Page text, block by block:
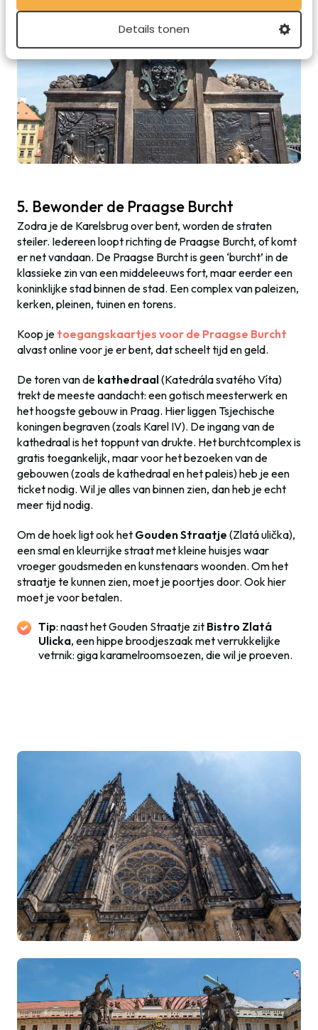
Details tonen
5. Bewonder de Praagse Burcht
Zodra je de Karelsbrug over bent, worden de straten
steiler. Iedereen loopt richting de Praagse Burcht, of komt
er net vandaan. De Praagse Burcht is geen ‘burcht’ in de
klassieke zin van een middeleeuws fort, maar eerder een
koninklijke stad binnen de stad. Een complex van paleizen,
kerken, pleinen, tuinen en torens.
Koop je toegangskaartjes voor de Praagse Burcht
alvast online voor je er bent, dat scheelt tijd en geld.
De toren van de kathedraal(Katedrála svatého Víta)
trekt de meeste aandacht: een gotisch meesterwerk en
het hoogste gebouw in Praag. Hier liggen Tsjechische
koningen begraven (zoals Karel IV). De ingang van de
kathedraal is het toppunt van drukte. Het burchtcomplex is
gratis toegankelijk, maar voor het bezoeken van de
gebouwen (zoals de kathedraal en het paleis) heb je een
ticket nodig. Wil je alles van binnen zien, dan heb je echt
meer tijd nodig.
Om de hoek ligt ook het Gouden Straatje (Zlatá ulička),
een smal en kleurrijke straat met kleine huisjes waar
vroeger goudsmeden en kunstenaars woonden. Om het
straatje te kunnen zien, moet je poortjes door. Ook hier
moet je voor betalen.
Tip: naast het Gouden Straatje zit Bistro Zlatá
Ulicka, een hippe broodjeszaak met verrukkelijke
vetrnik: giga karamelroomsoezen, die wil je proeven.